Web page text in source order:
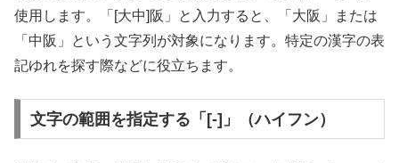
使用します。「[大中]阪」と入力すると、「大阪」または
「中阪」という文字列が対象になります。特定の漢字の表
記ゆれを探す際などに役立ちます。
文字の範囲を指定する「[-]」（ハイフン）